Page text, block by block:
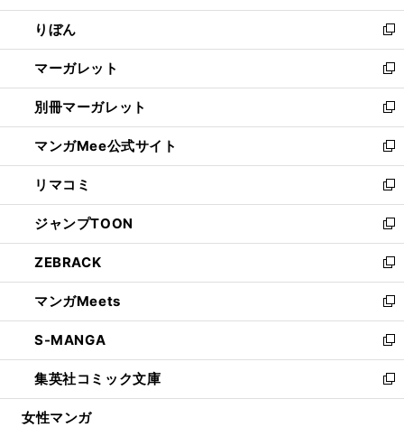
開
く
ウ
で
開
く
ン
ド
ウ
で
開
く
ウ
ィ
ン
ド
ウ
で
開
く
りぼん
新
し
い
ウ
ィ
ン
ド
ウ
で
開
く
マーガレット
新
し
い
ウ
ィ
ン
ド
ウ
で
開
く
別冊マーガレット
新
し
い
ウ
ィ
ン
ド
ウ
で
開
く
マンガMee公式サイト
新
し
い
ウ
ィ
ン
ド
ウ
で
開
く
リマコミ
新
し
い
ウ
ィ
ン
ド
ウ
で
開
く
ジャンプTOON
新
し
い
ウ
ィ
ン
ド
ウ
で
開
ZEBRACK
新
し
い
ウ
ィ
ン
ド
ウ
マンガMeets
新
し
い
ウ
ィ
ン
S-MANGA
新
し
い
ウ
集英社コミック文庫
新
し
女性マンガ